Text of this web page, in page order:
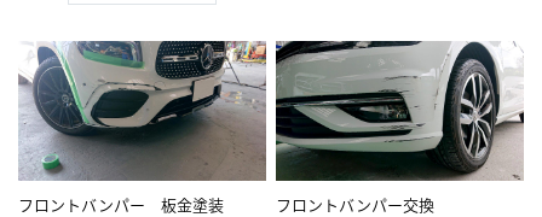
フロントバンパー 板金塗装 フロントバンパー交換